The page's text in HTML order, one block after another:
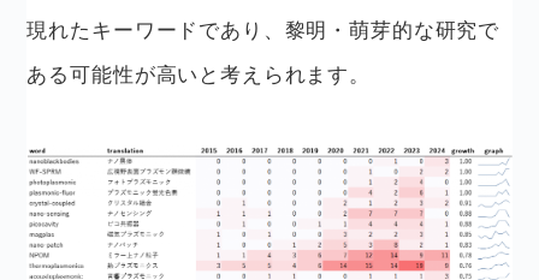
現れたキーワードであり、黎明・萌芽的な研究で
ある可能性が高いと考えられます。